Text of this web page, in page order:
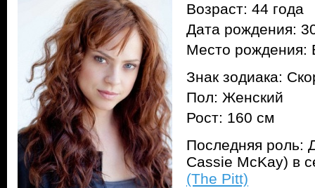
Возраст: 44 года
Дата рождения:
Место
Знак зодиака:
Пол: Женский
Рост: 160 см
Последняя роль:
Cassie McKay) в
(The Pitt)